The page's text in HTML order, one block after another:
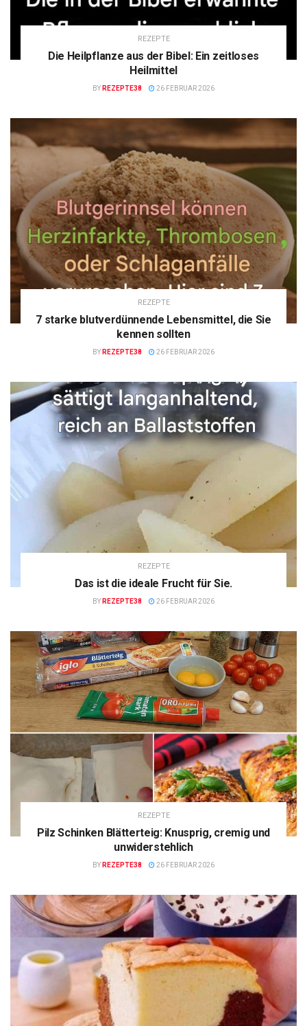
REZEPTE
Die Heilpflanze aus der Bibel: Ein zeitloses
Heilmittel
BY REZEPTE38 26 FEBRUAR 2026
REZEPTE
7 starke blutverdünnende Lebensmittel, die Sie
kennen sollten
BY REZEPTE38 26 FEBRUAR 2026
REZEPTE
Das ist die ideale Frucht für Sie.
BY REZEPTE38 26 FEBRUAR 2026
REZEPTE
Pilz Schinken Blätterteig: Knusprig, cremig und
unwiderstehlich
BY REZEPTE38 26 FEBRUAR 2026